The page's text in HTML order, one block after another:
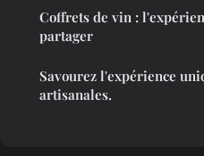
Coffrets de vin :
partager
Savourez l'expérience
artisanales.